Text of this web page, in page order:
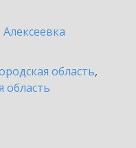
Алексеевка
область,
область